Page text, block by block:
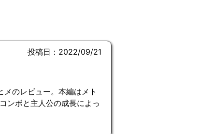
投稿日：2022/09/21
のレビュー。本編はメト
ンボと主人公の成長によっ